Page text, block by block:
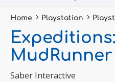
Home Playstation
MudRunner
Saber Interactive